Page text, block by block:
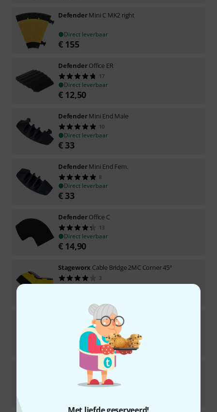
DefenderMini C MK2 right
Direct leverbaar
€ 155
DefenderOffice ER
17
Direct leverbaar
€ 12,50
DefenderMini End Male
10
Direct leverbaar
€ 33
DefenderMini End Fem.
8
Direct leverbaar
€ 33
DefenderOffice C
13
Direct leverbaar
€ 14,90
Stageworx Cable Bridge 2MC Corner 45°
3
Direct leverbaar
Case Defender Mini Bundle
In ongeveer een week beschikbaar
1.799
DefenderMIDI 5 Black
Direct leverbaar